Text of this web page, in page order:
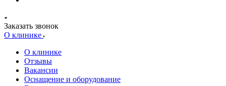
Заказать звонок
О клинике
О клинике
Отзывы
Вакансии
Оснащение и оборудование